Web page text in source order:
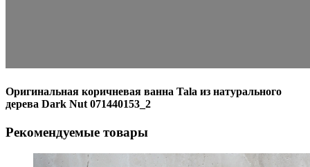
Оригинальная коричневая ванна Tala из натурального
дерева Dark Nut 071440153_2
Рекомендуемые товары